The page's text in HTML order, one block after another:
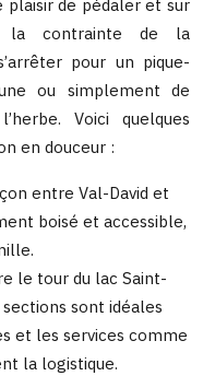
de pédaler et sur
la contrainte de la
pour un pique-
ou simplement de
Voici quelques
en douceur :
entre Val-David et
boisé et accessible,
le tour du lac Saint-
sont idéales
et les services comme
la logistique.